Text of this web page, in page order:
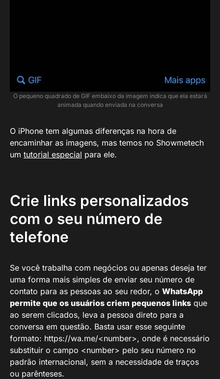
O pequeno quadrado de GIF embaixo da imagem indica que ela estará
animada quando enviada na conversa
O iPhone tem algumas diferenças na hora de
encaminhar as imagens, mas temos no Showmetech
um tutorial especial para ele.
Crie links personalizados
com o seu número de
telefone
Se você trabalha com negócios ou apenas deseja ter
uma forma mais simples de enviar seu número de
contato para as pessoas ao seu redor, o WhatsApp
permite que os usuários criem pequenos links que
ao serem clicados, leva a pessoa direto para a
conversa em questão. Basta usar esse seguinte
formato: https://wa.me/<number>, onde é necessário
substituir o campo <number> pelo seu número no
padrão internacional, sem a necessidade de traços
ou parênteses.